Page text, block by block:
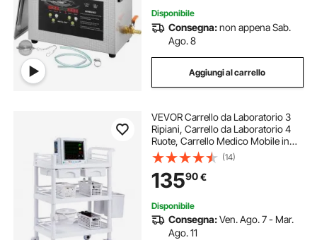
Disponibile
Consegna:non appena Sab.
Ago. 8
Aggiungi al carrello
VEVOR Carrello da Laboratorio 3
Ripiani, Carrello da Laboratorio 4
Ruote, Carrello Medico Mobile in
Materiale PP, Carrello da
Laboratorio con 3 Contenitori per
Laboratorio, Clinica, Salone,
Ospedale
(14)
13590€
Disponibile
Consegna:Ven. Ago. 7 - Mar.
Ago. 11